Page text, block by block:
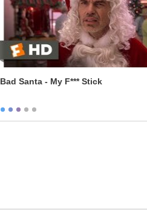
Bad Santa - My F*** Stick